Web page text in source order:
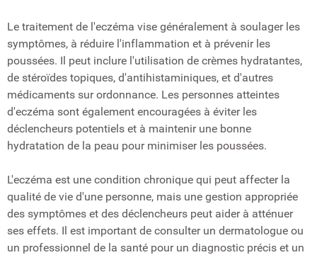
Le traitement de l'eczéma vise généralement à soulager les
symptômes, à réduire l'inflammation et à prévenir les
poussées. Il peut inclure l'utilisation de crèmes hydratantes,
de stéroïdes topiques, d'antihistaminiques, et d'autres
médicaments sur ordonnance. Les personnes atteintes
d'eczéma sont également encouragées à éviter les
déclencheurs potentiels et à maintenir une bonne
hydratation de la peau pour minimiser les poussées.
L'eczéma est une condition chronique qui peut affecter la
qualité de vie d'une personne, mais une gestion appropriée
des symptômes et des déclencheurs peut aider à atténuer
ses effets. Il est important de consulter un dermatologue ou
un professionnel de la santé pour un diagnostic précis et un